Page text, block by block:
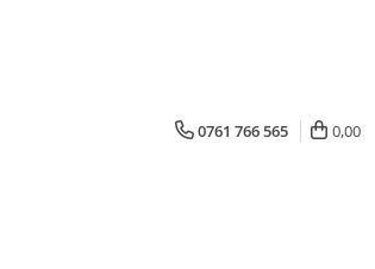
0761 766 565 0,00